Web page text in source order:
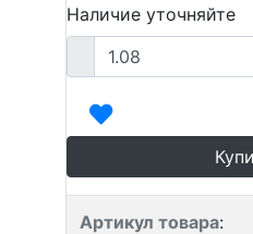
Наличие уточняйте
Артикул товара: